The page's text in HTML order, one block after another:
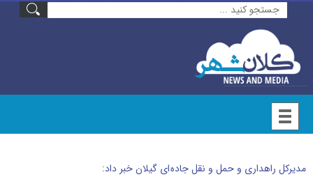
مدیرکل راهداری و حمل و نقل جاده ای گیلان خبر داد: